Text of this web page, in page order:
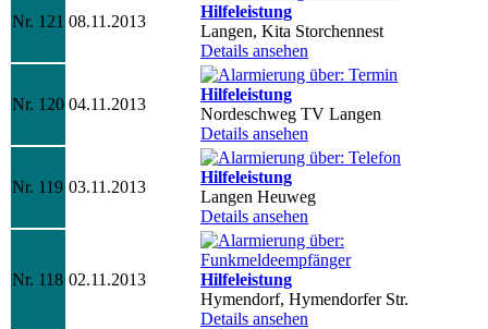
Nr. 121 08.11.2013
Hilfeleistung
Langen, Kita Storchennest
Details ansehen
Nr. 120 04.11.2013
Hilfeleistung
Nordeschweg TV Langen
Details ansehen
Nr. 119 03.11.2013
Hilfeleistung
Langen Heuweg
Details ansehen
Nr. 118 02.11.2013
Hilfeleistung
Hymendorf, Hymendorfer Str.
Details ansehen